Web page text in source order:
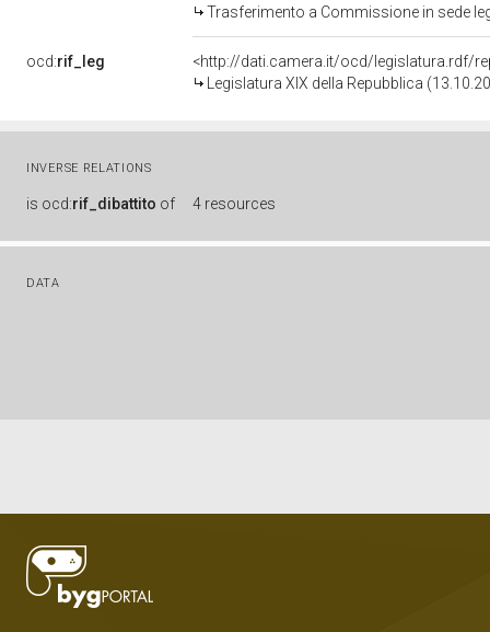
Trasferimento a Commissione in sede
ocd:rif_leg
<http://dati.camera.it/ocd/legislatura.rdf/
Legislatura XIX della Repubblica
INVERSE RELATIONS
is ocd:rif_dibattito of 4 resources
DATA